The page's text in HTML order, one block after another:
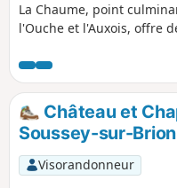
La Chaume, point
l'Ouche et l'Auxois, offre
Château et
Soussey-sur-
Visorandonneur